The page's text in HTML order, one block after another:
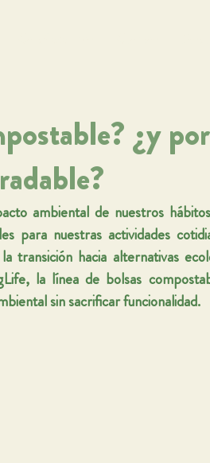
¿y
ambiental de nuestros
para nuestras actividades
transición hacia alternativas
, la línea de bolsas
sin sacrificar funcionalidad.